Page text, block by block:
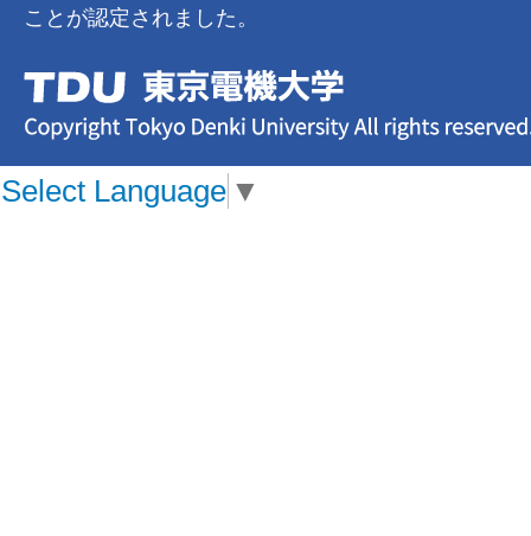
ことが認定されました。
Select Language ▼